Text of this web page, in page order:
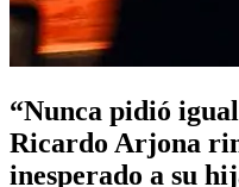
“Nunca pidió
Ricardo Arjona
inesperado a su